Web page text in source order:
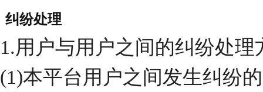
纠纷处理
1.用户与用户之间的纠纷处理
(1)本平台用户之间发生纠纷